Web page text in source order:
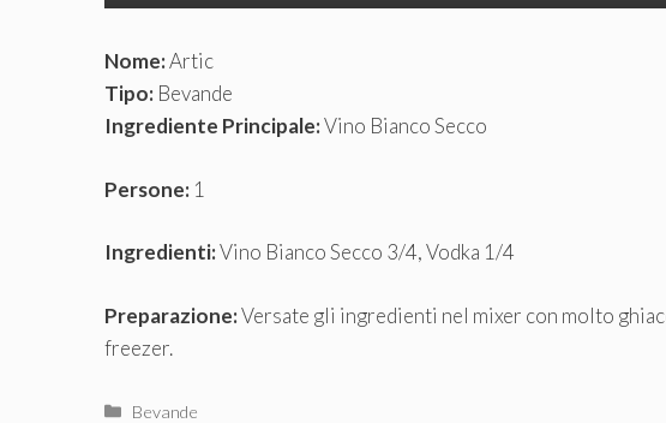
Nome:Artic
Tipo: Bevande
Ingrediente Principale:Vino Bianco Secco
Persone: 1
Ingredienti:Vino Bianco Secco 3/4, Vodka 1/4
Preparazione:Versate gli ingredienti nel mixer con molto
freezer.
Categorie
Bevande